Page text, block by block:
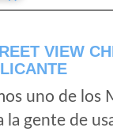
VIEW
uno de los
la gente de